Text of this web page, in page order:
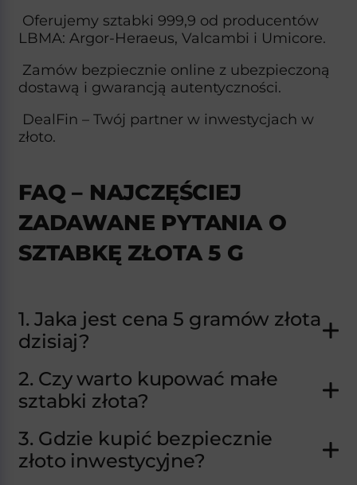
Oferujemy sztabki 999,9 od producentów
LBMA: Argor-Heraeus, Valcambi i Umicore.
Zamów bezpiecznie online z ubezpieczoną
dostawą i gwarancją autentyczności.
DealFin – Twój partner w inwestycjach w
złoto.
FAQ – NAJCZĘŚCIEJ
ZADAWANE PYTANIA O
SZTABKĘ ZŁOTA 5 G
1. Jaka jest cena 5 gramów złota
dzisiaj?
2. Czy warto kupować małe
sztabki złota?
3. Gdzie kupić bezpiecznie
złoto inwestycyjne?